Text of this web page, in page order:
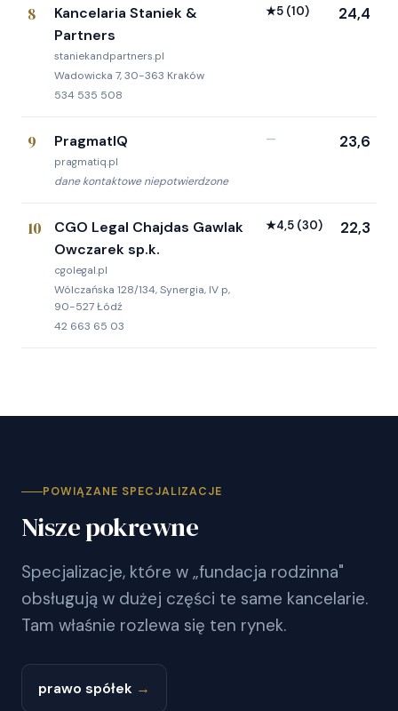
8
Kancelaria Staniek &
Partners
staniekandpartners.pl
Wadowicka 7, 30-363 Kraków
534 535 508
★5 (10) 24,4
9 PragmatIQ
pragmatiq.pl
dane kontaktowe niepotwierdzone
— 23,6
10
CGO Legal Chajdas Gawlak
Owczarek sp.k.
cgolegal.pl
Wólczańska 128/134, Synergia, IV p,
90-527 Łódź
42 663 65 03
★4,5 (30) 22,3
POWIĄZANE SPECJALIZACJE
Nisze pokrewne
Specjalizacje, które w „fundacja rodzinna"
obsługują w dużej części te same kancelarie.
Tam właśnie rozlewa się ten rynek.
prawo spółek →